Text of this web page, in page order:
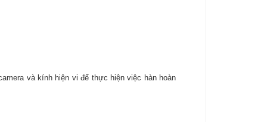
và kính hiện vi để thực hiện việc hàn hoàn